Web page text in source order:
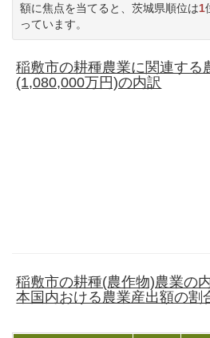
額に焦点を当てると、茨城県順位は1
っています。
稲敷市の耕種農業に関連する
(1,080,000万円)の内訳
稲敷市の耕種(農作物)農業の
本国内おける農業産出額の割